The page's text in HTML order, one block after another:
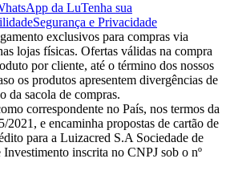
da LuTenha sua
Segurança e Privacidade
exclusivos para compras via
lojas físicas. Ofertas válidas na compra
por cliente, até o término dos nossos
os produtos apresentem divergências de
da sacola de compras.
correspondente no País, nos termos da
e encaminha propostas de cartão de
para a Luizacred S.A Sociedade de
inscrita no CNPJ sob o nº